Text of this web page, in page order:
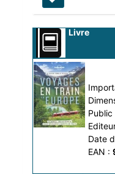
Livre
Public
Date
EAN :